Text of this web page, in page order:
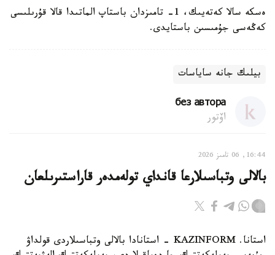
ەسكە سالا كەتەيىك، 1- تامىزدان باستاپ الماتىدا قالا قۇرىلىسى
كەڭەسى جۇمىسىن باستايدى.
بيلىك جانە ساياسات
без автора
اۆتور
16:44, 06 تامىز 2026
بالالى وتباسىلارعا قانداي تولەمدەر قاراستىرىلعان
استانا. KAZINFORM - استانادا بالالى وتباسىلاردى قولداۋ